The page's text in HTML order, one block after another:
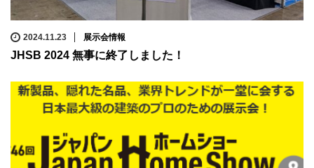
2024.11.23 展示会情報
JHSB 2024 無事に終了しました！